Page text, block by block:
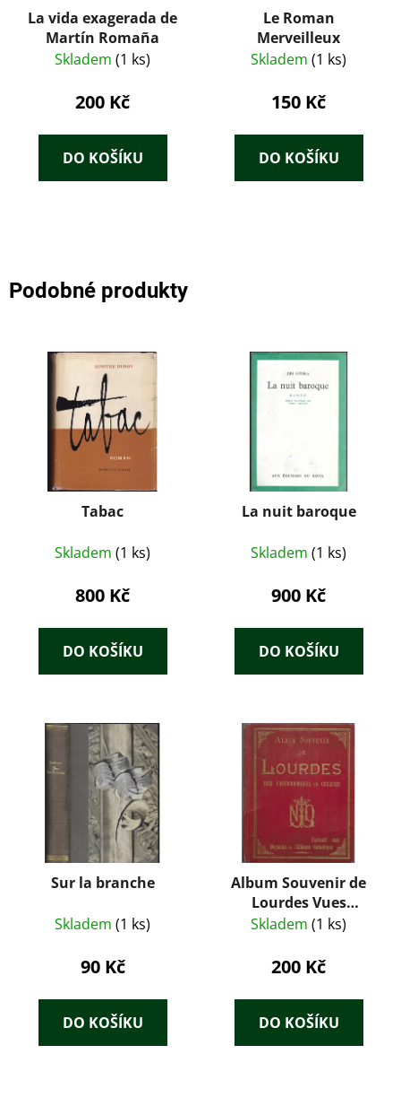
La vida exagerada de
Martín Romaña
Skladem (1 ks)
200 Kč
DO KOŠÍKU
Le Roman
Merveilleux
Skladem (1 ks)
150 Kč
DO KOŠÍKU
Podobné produkty
Tabac
Skladem (1 ks)
800 Kč
DO KOŠÍKU
La nuit baroque
Skladem (1 ks)
900 Kč
DO KOŠÍKU
Sur la branche
Skladem (1 ks)
90 Kč
DO KOŠÍKU
Album Souvenir de
Lourdes Vues
Photographiques en
Skladem (1 ks)
200 Kč
DO KOŠÍKU